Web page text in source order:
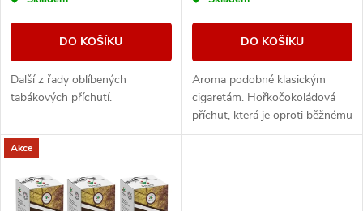
u
k
t
o
d
u
k
t
DO KOŠÍKU
Další z řady oblíbených
tabákových příchutí.
DO KOŠÍKU
Aroma podobné klasickým
cigaretám. Hořkočokoládová
příchut, která je oproti běžnému
tabáku jemnější a nasládlejší. Z
Akce